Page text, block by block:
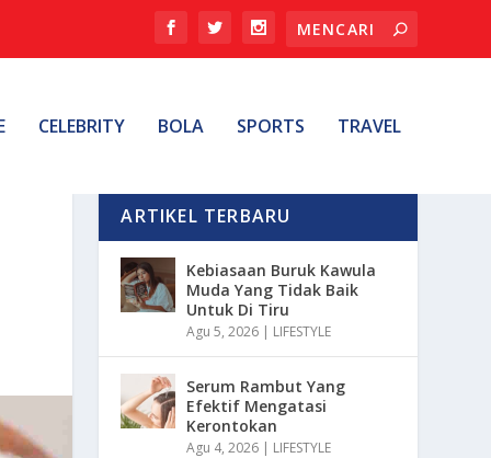
CELEBRITY BOLA SPORTS TRAVEL
ARTIKEL TERBARU
Kebiasaan Buruk Kawula
Muda Yang Tidak Baik
Untuk Di Tiru
Agu 5, 2026 | LIFESTYLE
Serum Rambut Yang
Efektif Mengatasi
Kerontokan
Agu 4, 2026 | LIFESTYLE